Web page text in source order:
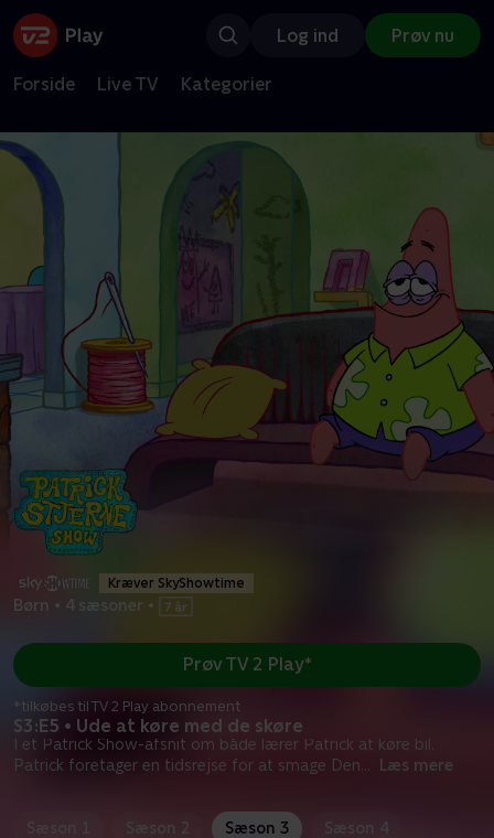
Log ind Prøv nu
Forside Live TV Kategorier
Kræver SkyShowtime
Børn • 4 sæsoner •
S3:E5 • Ude at køre med de skøre
I et Patrick Show-afsnit om både lærer Patrick at køre bil.
Patrick foretager en tidsrejse for at smage Den... Læs mere
Prøv TV 2 Play*
*tilkøbes til TV 2 Play abonnement
Sæson 1 Sæson 2 Sæson 3 Sæson 4